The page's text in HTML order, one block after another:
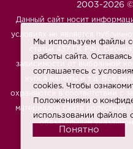
2003-2026
Данный сайт носит
условиях не является
статьи 437 ГК РФ).
зависимости от выбранной
курса валюты и т.д. Все
охраняются в соответствии с
материалов сайта допустима
обязательным
Мы используем файлы
работы сайта.
соглашаетесь с
cookies. Чтобы
Положениями о
использовании файлов
Понятно